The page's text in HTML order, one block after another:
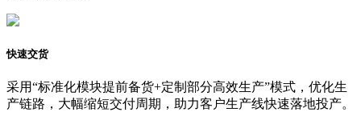
快速交货
采用“标准化模块提前备货+定制部分高效生产”模式，优化生
产链路，大幅缩短交付周期，助力客户生产线快速落地投产。